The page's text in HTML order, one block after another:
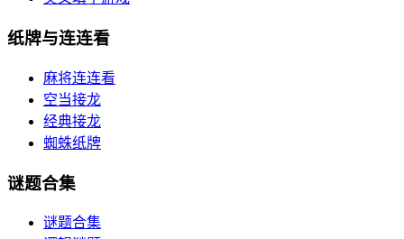
纸牌与连连看
麻将连连看
空当接龙
经典接龙
蜘蛛纸牌
谜题合集
谜题合集